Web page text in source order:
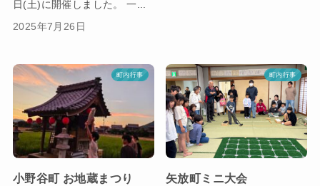
日(土)に開催しました。 一...
2025年7月26日
町内行事
小野谷町 お地蔵まつり
町内行事
矢放町ミニ大会